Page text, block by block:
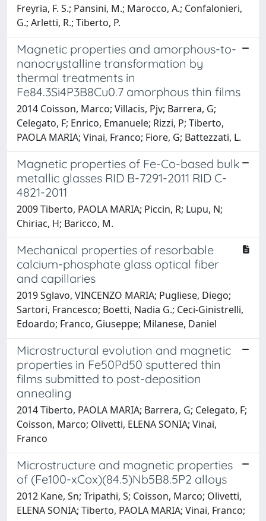
Freyria, F. S.; Pansini, M.; Marocco, A.; Confalonieri,
G.; Arletti, R.; Tiberto, P.
Magnetic properties and amorphous-to-
nanocrystalline transformation by
thermal treatments in
Fe84.3Si4P3B8Cu0.7 amorphous thin films
2014 Coisson, Marco; Villacis, Pjv; Barrera, G;
Celegato, F; Enrico, Emanuele; Rizzi, P; Tiberto,
PAOLA MARIA; Vinai, Franco; Fiore, G; Battezzati, L.
Magnetic properties of Fe-Co-based bulk
metallic glasses RID B-7291-2011 RID C-
4821-2011
2009 Tiberto, PAOLA MARIA; Piccin, R; Lupu, N;
Chiriac, H; Baricco, M.
Mechanical properties of resorbable
calcium-phosphate glass optical fiber
and capillaries
2019 Sglavo, VINCENZO MARIA; Pugliese, Diego;
Sartori, Francesco; Boetti, Nadia G.; Ceci-Ginistrelli,
Edoardo; Franco, Giuseppe; Milanese, Daniel
Microstructural evolution and magnetic
properties in Fe50Pd50 sputtered thin
films submitted to post-deposition
annealing
2014 Tiberto, PAOLA MARIA; Barrera, G; Celegato, F;
Coisson, Marco; Olivetti, ELENA SONIA; Vinai,
Franco
Microstructure and magnetic properties
of (Fe100-xCox)(84.5)Nb5B8.5P2 alloys
2012 Kane, Sn; Tripathi, S; Coisson, Marco; Olivetti,
ELENA SONIA; Tiberto, PAOLA MARIA; Vinai, Franco;